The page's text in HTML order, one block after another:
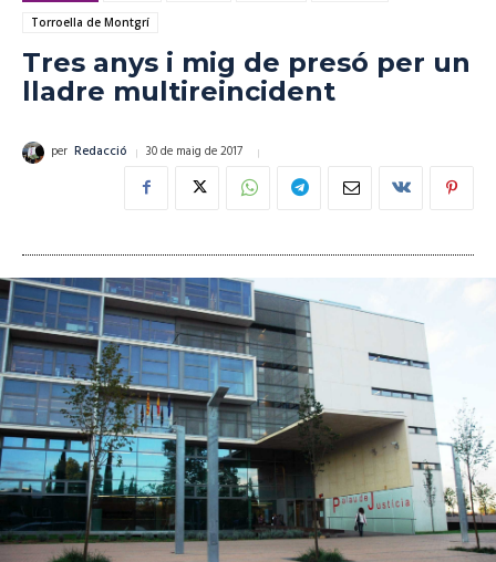
Torroella de Montgrí
Tres anys i mig de presó per un
lladre multireincident
per Redacció 30 de maig de 2017